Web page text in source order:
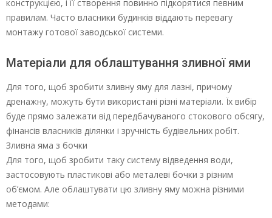
конструкцією, і її створення повинно підкорятися певним
правилам. Часто власники будинків віддають перевагу
монтажу готової заводської системи.
Матеріали для облаштування зливної ями
Для того, щоб зробити зливну яму для лазні, причому
дренажну, можуть бути використані різні матеріали. Їх вибір
буде прямо залежати від передбачуваного стокового обсягу,
фінансів власників ділянки і зручність будівельних робіт.
Зливна яма з бочки
Для того, щоб зробити таку систему відведення води,
застосовують пластикові або металеві бочки з різним
об’ємом. Але облаштувати цю зливну яму можна різними
методами: